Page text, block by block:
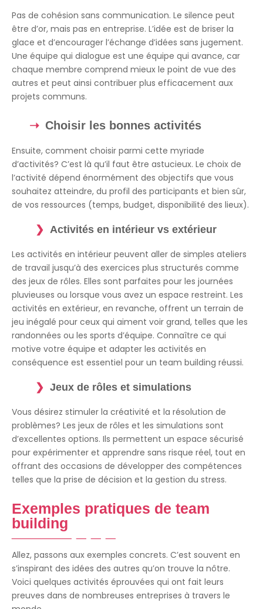
Pas de cohésion sans communication. Le silence peut
être d’or, mais pas en entreprise. L’idée est de briser la
glace et d’encourager l’échange d’idées sans jugement.
Une équipe qui dialogue est une équipe qui avance, car
chaque membre comprend mieux le point de vue des
autres et peut ainsi contribuer plus efficacement aux
projets communs.
Choisir les bonnes activités
Ensuite, comment choisir parmi cette myriade
d’activités? C’est là qu’il faut être astucieux. Le choix de
l’activité dépend énormément des objectifs que vous
souhaitez atteindre, du profil des participants et bien sûr,
de vos ressources (temps, budget, disponibilité des lieux).
Activités en intérieur vs extérieur
Les activités en intérieur peuvent aller de simples ateliers
de travail jusqu’à des exercices plus structurés comme
des jeux de rôles. Elles sont parfaites pour les journées
pluvieuses ou lorsque vous avez un espace restreint. Les
activités en extérieur, en revanche, offrent un terrain de
jeu inégalé pour ceux qui aiment voir grand, telles que les
randonnées ou les sports d’équipe. Connaître ce qui
motive votre équipe et adapter les activités en
conséquence est essentiel pour un team building réussi.
Jeux de rôles et simulations
Vous désirez stimuler la créativité et la résolution de
problèmes? Les jeux de rôles et les simulations sont
d’excellentes options. Ils permettent un espace sécurisé
pour expérimenter et apprendre sans risque réel, tout en
offrant des occasions de développer des compétences
telles que la prise de décision et la gestion du stress.
Exemples pratiques de team
building
Allez, passons aux exemples concrets. C’est souvent en
s’inspirant des idées des autres qu’on trouve la nôtre.
Voici quelques activités éprouvées qui ont fait leurs
preuves dans de nombreuses entreprises à travers le